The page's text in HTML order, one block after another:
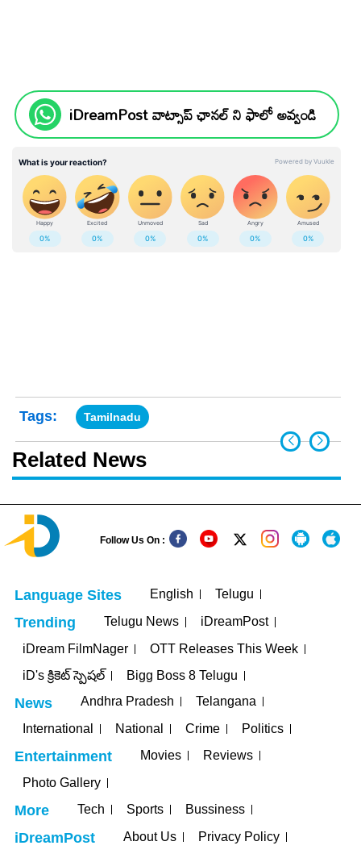
iDreamPost వాట్సాప్ ఛానల్ ని ఫాలో అవ్వండి
Tags: Tamilnadu
Related News
Follow Us On :
Language Sites English Telugu
Trending Telugu News
iDreamPost
iDream FilmNager
OTT Releases This Week
iD's క్రికెట్ స్పెషల్
Bigg Boss 8 Telugu
News Andhra Pradesh
Telangana
International
National Crime Politics
Entertainment Movies
Reviews
Photo Gallery
More Tech Sports Bussiness
iDreamPost About Us
Privacy Policy